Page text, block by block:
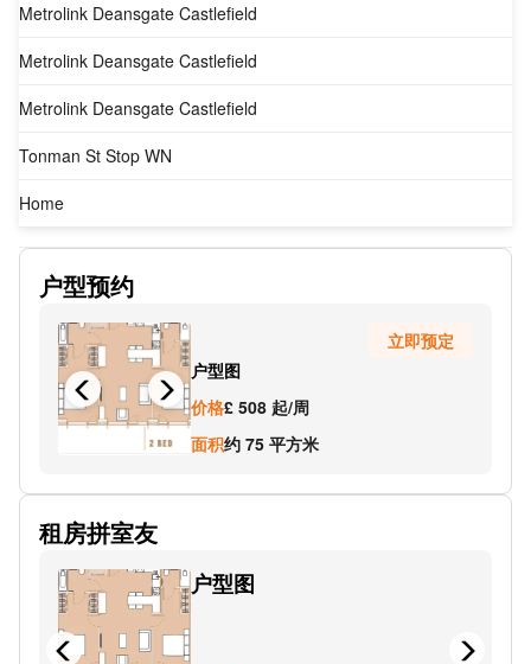
Metrolink Deansgate Castlefield
Metrolink Deansgate Castlefield
Metrolink Deansgate Castlefield
Tonman St Stop WN
Home
丁斯盖特
Peter St (Stop WM)
Knott Mill Stop B
MCR Central Stop SP
Edwardian Hotel Stop SJ
Bridgewater Hall Stop Su
Liverpool Rd Stop Wo
City Rd East
Bootle Street Police Station
户型预约
户型图
价格£ 508 起/周
面积约 75 平方米
立即预定
租房拼室友
户型图